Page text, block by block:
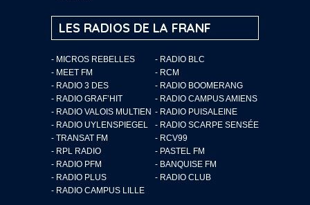
LES RADIOS DE LA FRANF
- MICROS REBELLES
- RADIO BLC
- MEET FM
- RCM
- RADIO 3 DES
- RADIO BOOMERANG
- RADIO GRAF’HIT
- RADIO CAMPUS AMIENS
- RADIO VALOIS MULTIEN - RADIO PUISALEINE
- RADIO UYLENSPIEGEL
- RADIO SCARPE SENSÉE
- TRANSAT FM
- RCV99
- RPL RADIO
- PASTEL FM
- RADIO PFM
- BANQUISE FM
- RADIO PLUS
- RADIO CLUB
- RADIO CAMPUS LILLE